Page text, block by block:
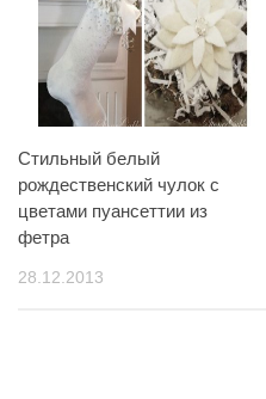
Стильный белый
рождественский чулок с
цветами пуансеттии из
фетра
28.12.2013